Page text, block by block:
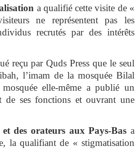
a qualifié cette visite de «
ne représentent pas les
recrutés par des intérêts
reçu par Quds Press que le seul
l’imam de la mosquée Bilal
elle-même a publié un
de ses fonctions et ouvrant une
des orateurs aux Pays-Bas a
la qualifiant de « stigmatisation